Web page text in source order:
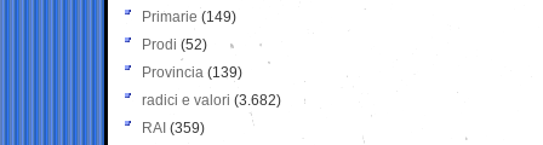
Primarie (149)
Prodi (52)
Provincia (139)
radici e valori (3.682)
RAI (359)